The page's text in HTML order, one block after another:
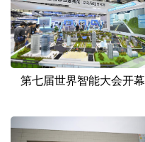
第七届世界智能大会开幕